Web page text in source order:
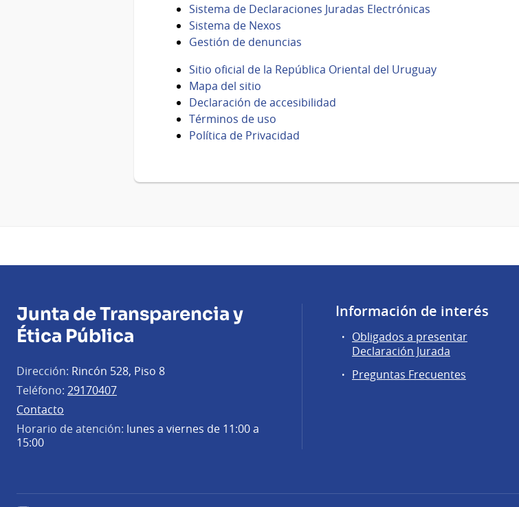
Sistema de Declaraciones Juradas Electrónicas
Sistema de Nexos
Gestión de denuncias
Sitio oficial de la República Oriental del Uruguay
Mapa del sitio
Declaración de accesibilidad
Términos de uso
Política de Privacidad
Junta de Transparencia y
Ética Pública
Dirección: Rincón 528, Piso 8
Teléfono: 29170407
Contacto
Horario de atención: lunes a viernes de 11:00 a
15:00
Información de interés
Obligados a presentar
Declaración Jurada
Preguntas Frecuentes